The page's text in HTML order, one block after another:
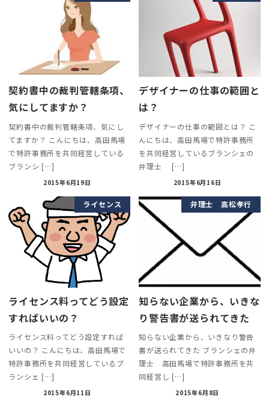
契約書中の裁判管轄条項、
気にしてますか？
契約書中の裁判管轄条項、気にし
てますか？ こんにちは、高田馬場
で特許事務所を共同経営している
ブランシ […]
2015年6月19日
デザイナーの仕事の範囲と
は？
デザイナーの仕事の範囲とは？ こ
んにちは、高田馬場で特許事務所
を共同経営しているブランシェの
弁理士 […]
2015年6月16日
ライセンス
ライセンス料ってどう設定
すればいいの？
ライセンス料ってどう設定すれば
いいの？ こんにちは、高田馬場で
特許事務所を共同経営しているブ
ランシェ […]
2015年6月11日
弁理士 高松孝行
知らない企業から、いきな
り警告書が送られてきた
知らない企業から、いきなり警告
書が送られてきた ブランシェの弁
理士 高田馬場で特許事務所を共
同経営し […]
2015年6月8日